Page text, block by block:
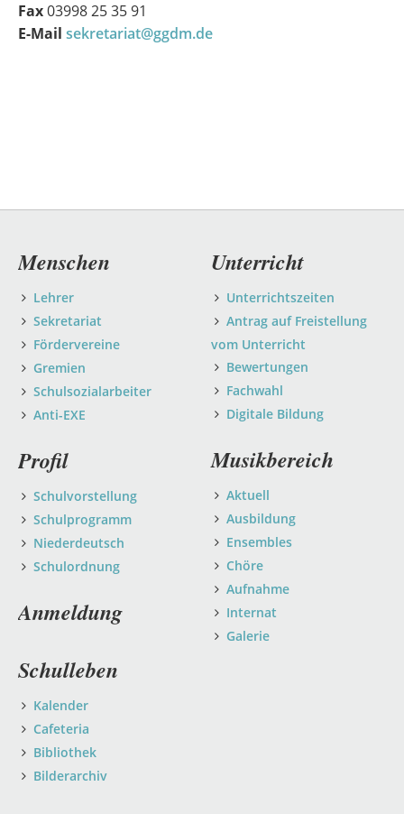
Fax03998 25 35 91
E-Mail sekretariat@ggdm.de
Navigation
Menschen
Lehrer
Sekretariat
Fördervereine
Gremien
Schulsozialarbeiter
Anti-EXE
Unterricht
Unterrichtszeiten
Antrag auf Freistellung
vom Unterricht
Bewertungen
Fachwahl
Digitale Bildung
Musikbereich
Aktuell
Ausbildung
Ensembles
Chöre
Aufnahme
Internat
Galerie
Profil
Schulvorstellung
Schulprogramm
Niederdeutsch
Schulordnung
Anmeldung
Schulleben
Kalender
Cafeteria
Bibliothek
Bilderarchiv